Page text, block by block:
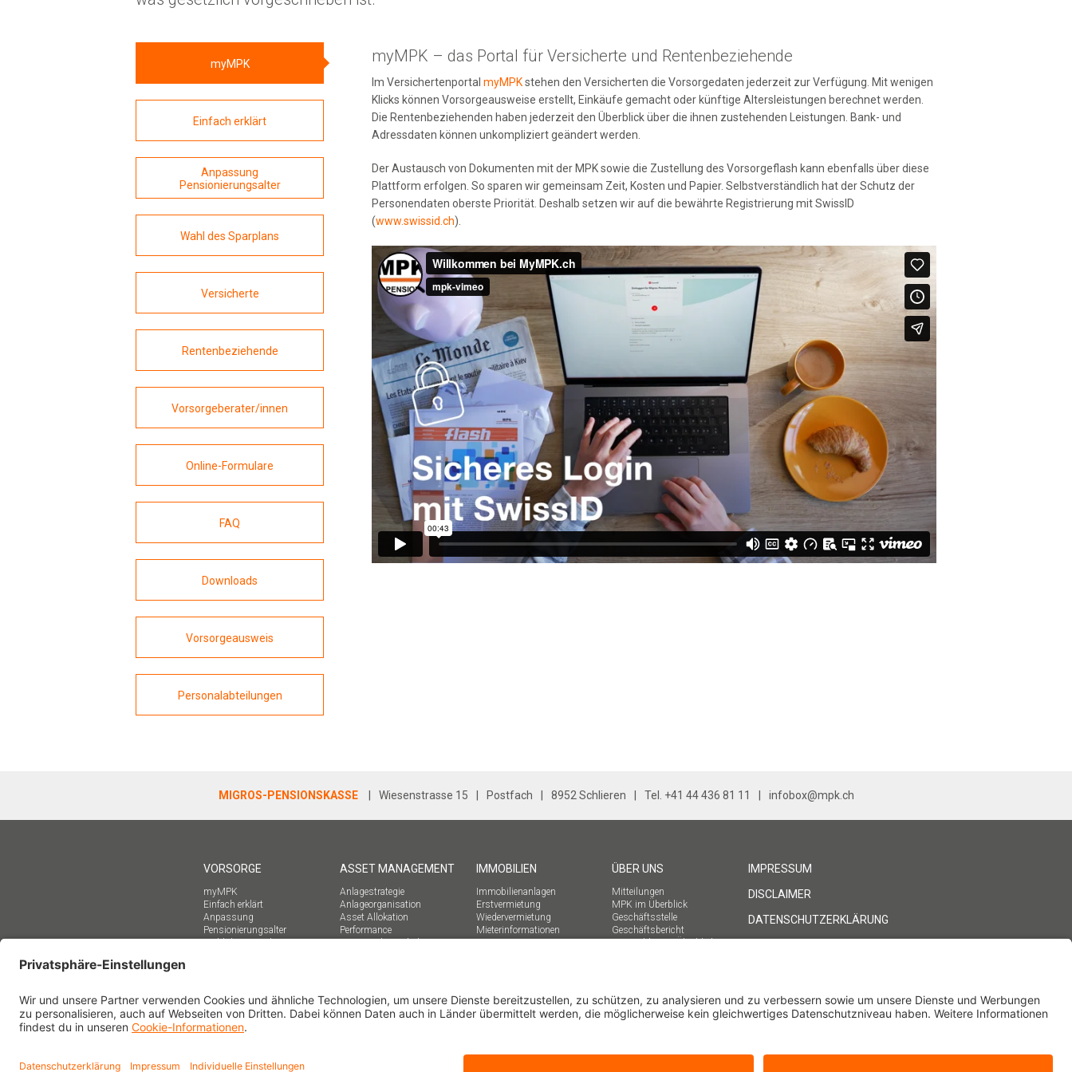
Downloads
Vorsorgeausweis
Personalabteilungen
myMPK
Einfach erklärt
Anpassung
Pensionierungsalter
Wahl des Sparplans
Versicherte
Rentenbeziehende
Vorsorgeberater/innen
Online-Formulare
FAQ
Downloads
Vorsorgeausweis
Personalabteilungen
myMPK – das Portal für Versicherte und Rentenbeziehende
Im Versichertenportal myMPKstehen den Versicherten die Vorsorgedaten jederzeit zur Verfügung. Mit wenigen
Klicks können Vorsorgeausweise erstellt, Einkäufe gemacht oder künftige Altersleistungen berechnet werden.
Die Rentenbeziehenden haben jederzeit den Überblick über die ihnen zustehenden Leistungen. Bank- und
Adressdaten können unkompliziert geändert werden.
Der Austausch von Dokumenten mit der MPK sowie die Zustellung des Vorsorgeflash kann ebenfalls über diese
Plattform erfolgen. So sparen wir gemeinsam Zeit, Kosten und Papier. Selbstverständlich hat der Schutz der
Personendaten oberste Priorität. Deshalb setzen wir auf die bewährte Registrierung mit SwissID
(www.swissid.ch).
MIGROS-PENSIONSKASSE Wiesenstrasse 15 Postfach 8952 Schlieren Tel. +41 44 436 81 11 infobox@mpk.ch
VORSORGE
myMPK
Einfach erklärt
Anpassung
Pensionierungsalter
Online-Formulare
FAQ
Downloads
Vorsorgeausweis
ASSET MANAGEMENT
Anlagestrategie
Anlageorganisation
Asset Allokation
Performance
IMMOBILIEN
Immobilienanlagen
Erstvermietung
Wiedervermietung
Mieterinformationen
ÜBER UNS
Mitteilungen
MPK im Überblick
Geschäftsstelle
Geschäftsbericht
MPK intern
IMPRESSUM
DISCLAIMER
DATENSCHUTZERKLÄRUNG